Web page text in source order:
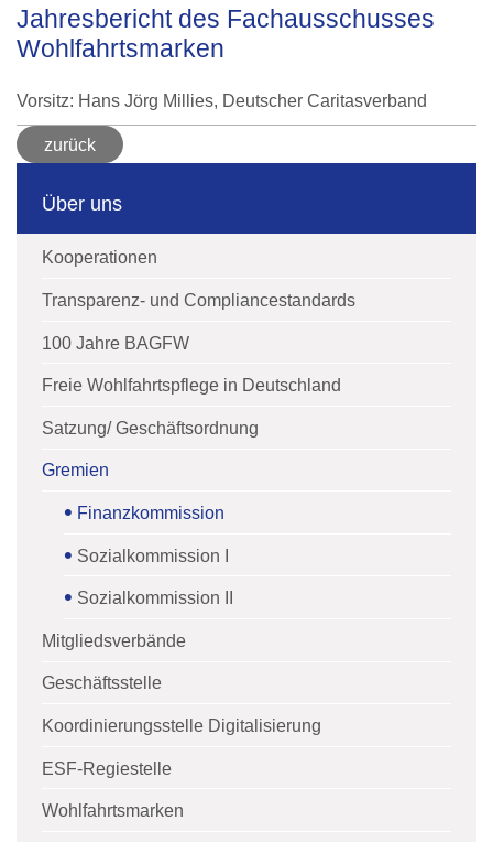
Jahresbericht des Fachausschusses
Wohlfahrtsmarken
Vorsitz: Hans Jörg Millies, Deutscher Caritasverband
zurück
Über uns
Kooperationen
Transparenz- und Compliancestandards
100 Jahre BAGFW
Freie Wohlfahrtspflege in Deutschland
Satzung/ Geschäftsordnung
Gremien
Finanzkommission
Sozialkommission I
Sozialkommission II
Mitgliedsverbände
Geschäftsstelle
Koordinierungsstelle Digitalisierung
ESF-Regiestelle
Wohlfahrtsmarken